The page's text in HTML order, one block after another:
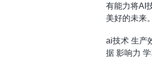
有能力将AI
美好的未来。
ai技术 生产
据 影响力